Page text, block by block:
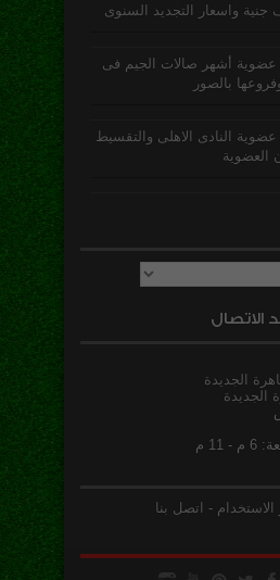
عضوية أشهر صالات الجيم فى
بالصور
عضوية النادى الاهلى والتقسيط
العضوية
الاتصال
الجديدة
الجديدة
م
- اتصل بنا